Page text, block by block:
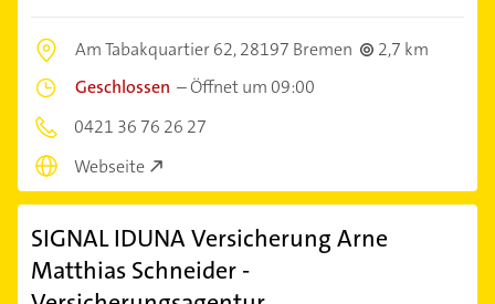
Am Tabakquartier 62,28197 Bremen
2,7 km
Geschlossen –Öffnet um 09:00
0421 36 76 26 27
Webseite
SIGNAL IDUNA Versicherung Arne
Matthias Schneider -